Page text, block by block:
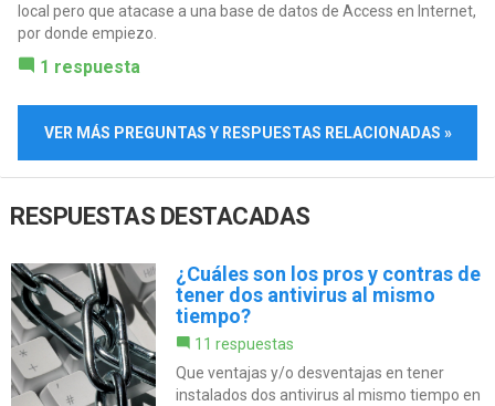
local pero que atacase a una base de datos de Access en Internet,
por donde empiezo.
1 respuesta
VER MÁS PREGUNTAS Y RESPUESTAS RELACIONADAS »
RESPUESTAS DESTACADAS
¿Cuáles son los pros y contras de
tener dos antivirus al mismo
tiempo?
11 respuestas
Que ventajas y/o desventajas en tener
instalados dos antivirus al mismo tiempo en